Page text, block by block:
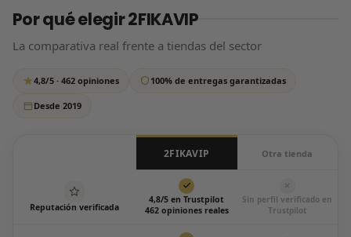
tus datos de pago, así que tu compra está 100% protegida.
que si tardamos un poco más de lo habitual, tranquilo:
respondemos siempre, sin excepción.
Por qué elegir 2FIKAVIP
La comparativa real frente a tiendas del sector
4,8/5 · 462 opiniones 100% de entregas garantizadas
Desde 2019
2FIKAVIP Otra tienda
Reputación verificada
4,8/5 en Trustpilot
462 opiniones reales
Sin perfil verificado en
Trustpilot